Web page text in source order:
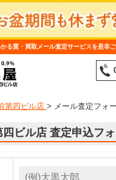
る質・買取メール査定サービスを是非
第四ビル店 > メール査定フォ
ビル店 査定申込フ